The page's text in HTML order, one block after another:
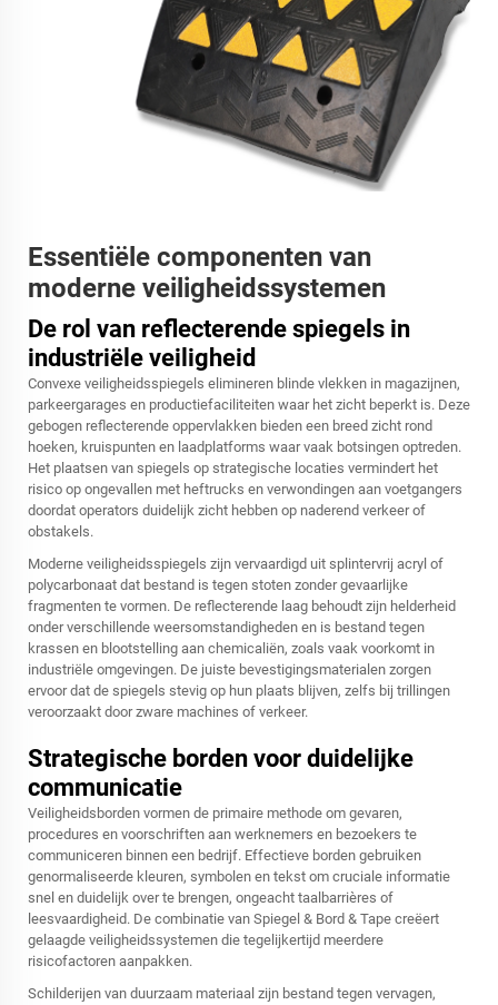
Essentiële componenten van
moderne veiligheidssystemen
De rol van reflecterende spiegels in
industriële veiligheid
Convexe veiligheidsspiegels elimineren blinde vlekken in magazijnen,
parkeergarages en productiefaciliteiten waar het zicht beperkt is. Deze
gebogen reflecterende oppervlakken bieden een breed zicht rond
hoeken, kruispunten en laadplatforms waar vaak botsingen optreden.
Het plaatsen van spiegels op strategische locaties vermindert het
risico op ongevallen met heftrucks en verwondingen aan voetgangers
doordat operators duidelijk zicht hebben op naderend verkeer of
obstakels.
Moderne veiligheidsspiegels zijn vervaardigd uit splintervrij acryl of
polycarbonaat dat bestand is tegen stoten zonder gevaarlijke
fragmenten te vormen. De reflecterende laag behoudt zijn helderheid
onder verschillende weersomstandigheden en is bestand tegen
krassen en blootstelling aan chemicaliën, zoals vaak voorkomt in
industriële omgevingen. De juiste bevestigingsmaterialen zorgen
ervoor dat de spiegels stevig op hun plaats blijven, zelfs bij trillingen
veroorzaakt door zware machines of verkeer.
Strategische borden voor duidelijke
communicatie
Veiligheidsborden vormen de primaire methode om gevaren,
procedures en voorschriften aan werknemers en bezoekers te
communiceren binnen een bedrijf. Effectieve borden gebruiken
genormaliseerde kleuren, symbolen en tekst om cruciale informatie
snel en duidelijk over te brengen, ongeacht taalbarrières of
leesvaardigheid. De combinatie van Spiegel & Bord & Tape creëert
gelaagde veiligheidssystemen die tegelijkertijd meerdere
risicofactoren aanpakken.
Schilderijen van duurzaam materiaal zijn bestand tegen vervagen,